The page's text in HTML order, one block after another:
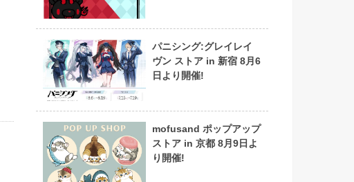
パニシング:グレイレイ
ヴン ストア in 新宿 8月6
日より開催!
mofusand ポップアップ
ストア in 京都 8月9日よ
り開催!